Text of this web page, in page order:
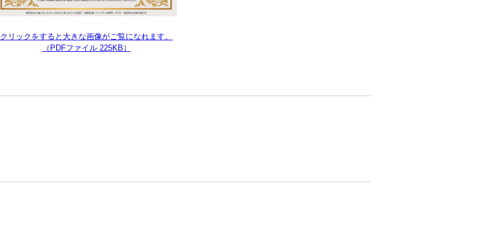
クリックをすると大きな画像がご覧になれます。
（PDFファイル 225KB）